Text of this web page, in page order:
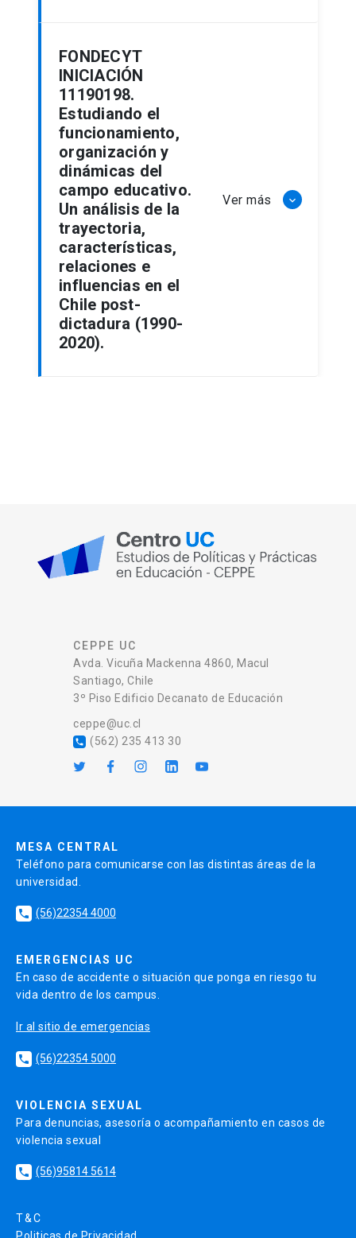
FONDECYT
INICIACIÓN
11190198.
Estudiando el
funcionamiento,
organización y
dinámicas del
campo educativo.
Un análisis de la
trayectoria,
características,
relaciones e
influencias en el
Chile post-
dictadura (1990-
2020).
Ver más keyboard_arrow_down
CEPPE UC
Avda. Vicuña Mackenna 4860, Macul
Santiago, Chile
3º Piso Edificio Decanato de Educación
ceppe@uc.cl
local_phone (562) 235 413 30
MESA CENTRAL
Teléfono para comunicarse con las distintas áreas de la
universidad.
local_phone (56)22354 4000
EMERGENCIAS UC
En caso de accidente o situación que ponga en riesgo tu
vida dentro de los campus.
Ir al sitio de emergencias
local_phone (56)22354 5000
VIOLENCIA SEXUAL
Para denuncias, asesoría o acompañamiento en casos de
violencia sexual
local_phone (56)95814 5614
T&C